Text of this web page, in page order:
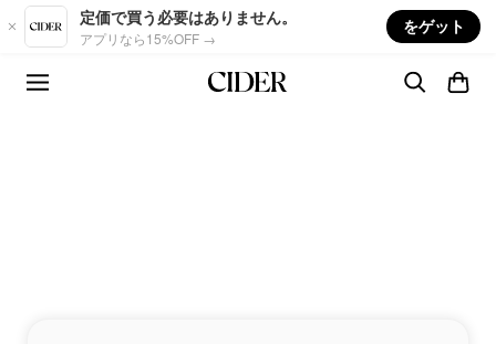
Skip to main content
定価で買う必要はありません。
アプリなら15%OFF →
をゲット